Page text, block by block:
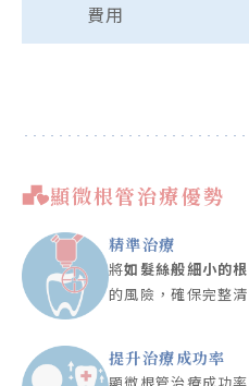
費用
顯微根管治療優勢
精準治療
將如髮絲般細小的
的風險，確保完整清
提升治療成功率